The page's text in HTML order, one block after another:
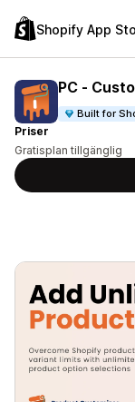
Shopify App
PC ‑
Built for
Priser
Gratisplan tillgänglig